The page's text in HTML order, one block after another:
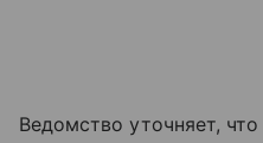
Ведомство уточняет,